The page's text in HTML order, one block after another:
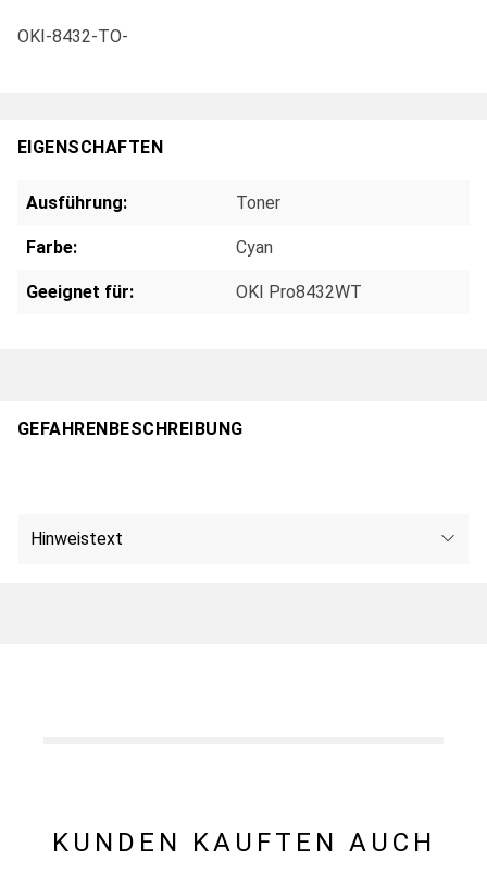
OKI-8432-TO-
EIGENSCHAFTEN
Ausführung: Toner
Farbe: Cyan
Geeignet für: OKI Pro8432WT
GEFAHRENBESCHREIBUNG
Hinweistext
KUNDEN KAUFTEN AUCH